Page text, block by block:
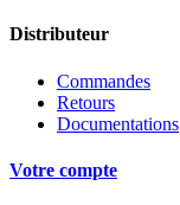
Distributeur
Commandes
Retours
Documentations
Votre compte